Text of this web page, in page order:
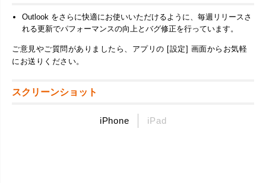
Outlook をさらに快適にお使いいただけるように、毎週リリースさ
れる更新でパフォーマンスの向上とバグ修正を行っています。
ご意見やご質問がありましたら、アプリの [設定] 画面からお気軽
にお送りください。
スクリーンショット
iPhone iPad